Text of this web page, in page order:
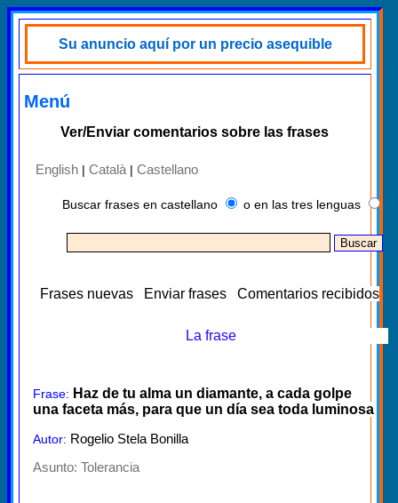
Su anuncio aquí por un precio asequible
Menú
Ver/Enviar comentarios sobre las frases
English | Català | Castellano
Buscar frases en castellano o en las tres lenguas
Frases nuevas Enviar frases Comentarios recibidos
La frase
Frase: Haz de tu alma un diamante, a cada golpe
una faceta más, para que un día sea toda luminosa
Autor: Rogelio Stela Bonilla
Asunto: Tolerancia